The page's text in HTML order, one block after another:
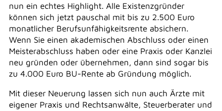
nun ein echtes Highlight. Alle Existenzgründer
können sich jetzt pauschal mit bis zu 2.500 Euro
monatlicher Berufsunfähigkeitsrente absichern.
Wenn Sie einen akademischen Abschluss oder einen
Meisterabschluss haben oder eine Praxis oder Kanzlei
neu gründen oder übernehmen, dann sind sogar bis
zu 4.000 Euro BU-Rente ab Gründung möglich.
Mit dieser Neuerung lassen sich nun auch Ärzte mit
eigener Praxis und Rechtsanwälte, Steuerberater und